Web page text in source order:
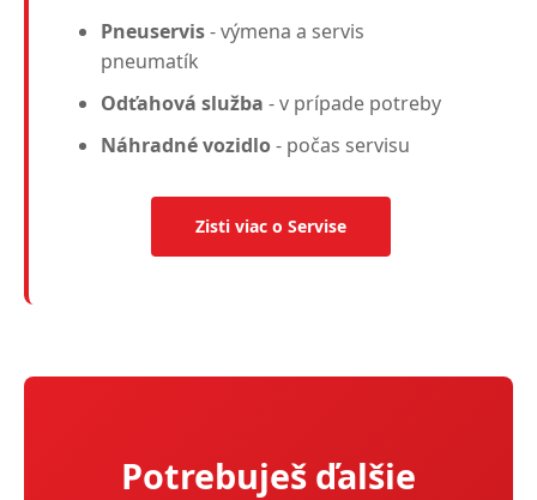
Pneuservis- výmena a servis
pneumatík
Odťahová služba - v prípade potreby
Náhradné vozidlo- počas servisu
Zisti viac o Servise
Potrebuješ ďalšie